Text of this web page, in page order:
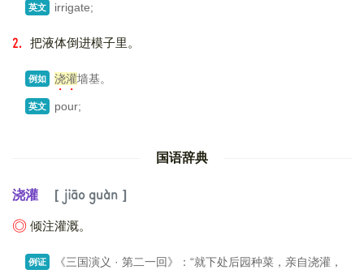
英文 irrigate;
2. 把液体倒进模子里。
例如 浇灌墙基。
英文 pour;
国语辞典
浇灌 jiāo guàn
◎ 倾注灌溉。
例证
《三国演义 · 第二一回》：“就下处后园种菜，亲自浇灌，